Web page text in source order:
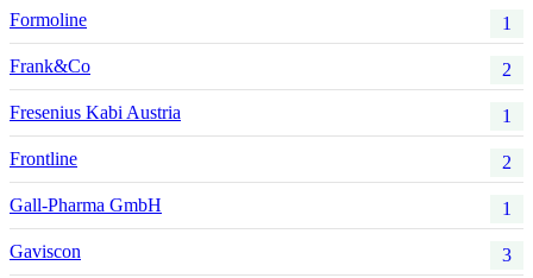
Formoline 1
Frank&Co 2
Fresenius Kabi Austria 1
Frontline 2
Gall-Pharma GmbH 1
Gaviscon 3